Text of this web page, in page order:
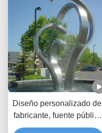
Diseño personalizado del
fabricante, fuente pública
moderna, característica